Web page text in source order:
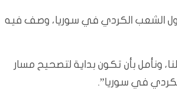
حول الشعب الكردي في سوريا، وصف فيه
ونأمل بأن تكون بداية لتصحيح مسار
في سوريا”.